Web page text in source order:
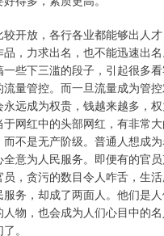
开放，各行各业都能够出人
，力求出名，也不能迅速出
些下三滥的段子，引起很多
量管控。而一旦流量成为管
远成为权贵，钱越来越多，
网红中的头部网红，有非常
不是无产阶级。普通人想成
意为人民服务。即便有的官
，贪污的数目令人咋舌，生
服务，却成了两面人。他们是
物，也会成为人们心目中的
。